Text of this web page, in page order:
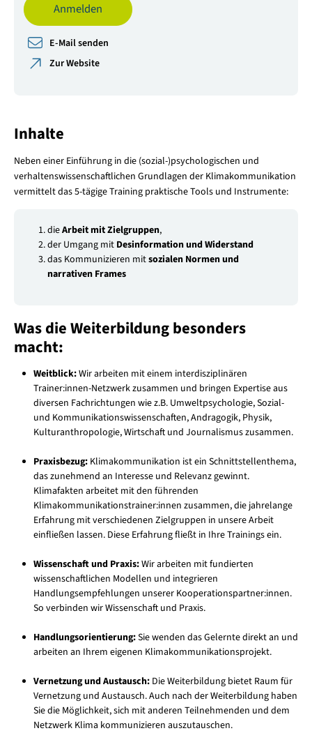
Inhalte
Neben einer Einführung in die (sozial-)psychologischen und
verhaltenswissenschaftlichen Grundlagen der Klimakommunikation
vermittelt das 5-tägige Training praktische Tools und Instrumente:
dieArbeit mit Zielgruppen,
der Umgang mit Desinformation und Widerstand
das Kommunizieren mitsozialen Normen und
narrativen Frames
Was die Weiterbildung besonders
macht:
Weitblick:Wir arbeiten mit einem interdisziplinären
Trainer:innen-Netzwerk zusammen und bringen Expertise aus
diversen Fachrichtungen wie z.B. Umweltpsychologie, Sozial-
und Kommunikationswissenschaften, Andragogik, Physik,
Kulturanthropologie, Wirtschaft und Journalismus zusammen.
Praxisbezug:Klimakommunikation ist ein Schnittstellenthema,
das zunehmend an Interesse und Relevanz gewinnt.
Klimafakten arbeitet mit den führenden
Klimakommunikationstrainer:innen zusammen, die jahrelange
Erfahrung mit verschiedenen Zielgruppen in unsere Arbeit
einfließen lassen. Diese Erfahrung fließt in Ihre Trainings ein.
Wissenschaft und Praxis:Wir arbeiten mit fundierten
wissenschaftlichen Modellen und integrieren
Handlungsempfehlungen unserer Kooperationspartner:innen.
So verbinden wir Wissenschaft und Praxis.
Handlungsorientierung:Sie wenden das Gelernte direkt an und
arbeiten an Ihrem eigenen Klimakommunikationsprojekt.
Vernetzung und Austausch:Die Weiterbildung bietet Raum für
Vernetzung und Austausch. Auch nach der Weiterbildung haben
Sie die Möglichkeit, sich mit anderen Teilnehmenden und dem
Netzwerk Klima kommunizieren auszutauschen.
Anmelden
E-Mail senden
Zur Website